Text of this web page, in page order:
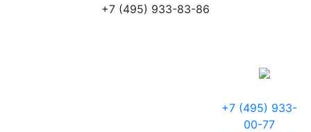
+7 (495) 933-83-86
+7 (495) 933-
00-77